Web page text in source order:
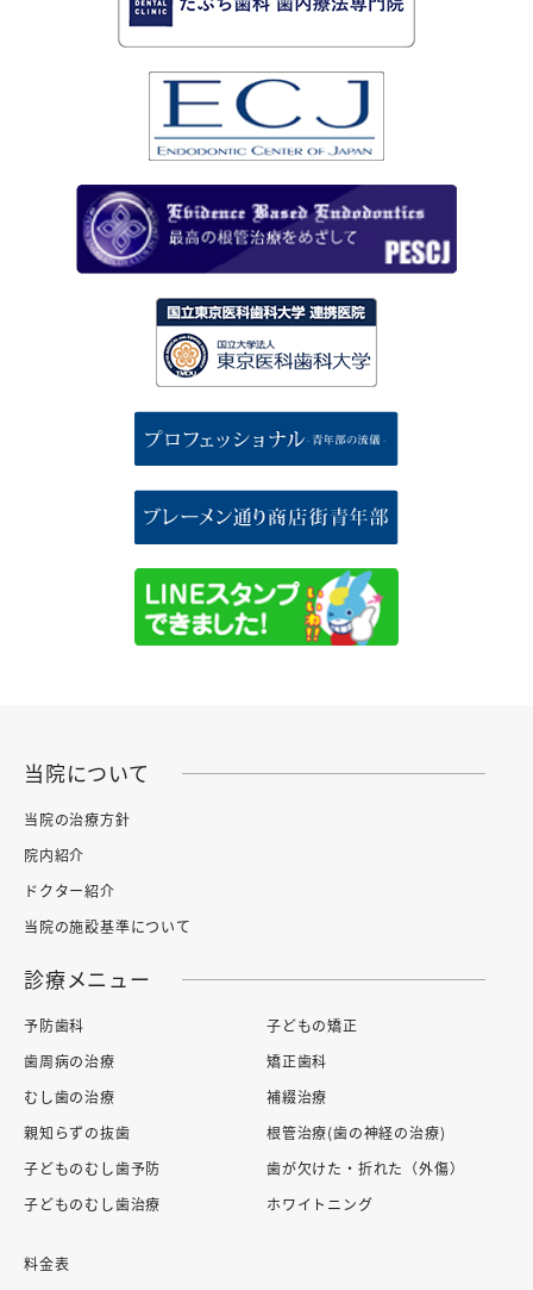
当院について
当院の治療方針
院内紹介
ドクター紹介
当院の施設基準について
診療メニュー
予防歯科
歯周病の治療
むし歯の治療
親知らずの抜歯
子どものむし歯予防
子どものむし歯治療
子どもの矯正
矯正歯科
補綴治療
根管治療(歯の神経の治療)
歯が欠けた・折れた（外傷）
ホワイトニング
料金表